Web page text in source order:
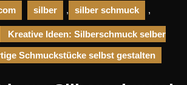
silber , silber schmuck ,
Kreative Ideen: Silberschmuck selber
Schmuckstücke selbst gestalten